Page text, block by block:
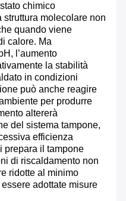
chimico
molecolare non
quando viene
calore. Ma
l’aumento
la stabilità
in condizioni
può anche reagire
per produrre
altererà
del sistema tampone,
efficienza
prepara il tampone
di riscaldamento non
ridotte al minimo
adottate misure